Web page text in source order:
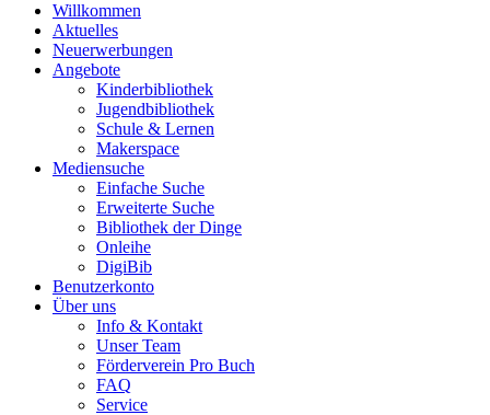
Willkommen
Aktuelles
Neuerwerbungen
Angebote
Kinderbibliothek
Jugendbibliothek
Schule & Lernen
Makerspace
Mediensuche
Einfache Suche
Erweiterte Suche
Bibliothek der Dinge
Onleihe
DigiBib
Benutzerkonto
Über uns
Info & Kontakt
Unser Team
Förderverein Pro Buch
FAQ
Service